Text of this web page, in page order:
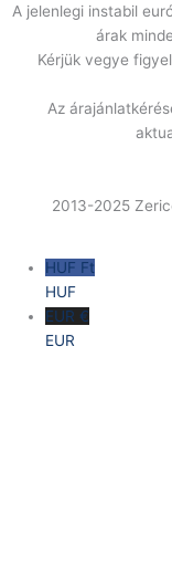
A jelenlegi instabil
árak
Kérjük vegye
Az
2013-2025
HUF Ft
HUF
EUR €
EUR